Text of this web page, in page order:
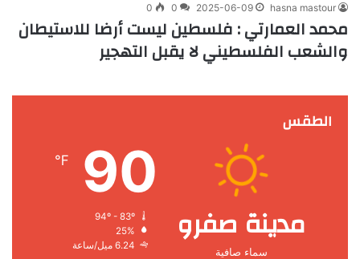
hasna mastour
2025-06-09
0
0
محمد العمارتي : فلسطين ليست أرضا للاستيطان
والشعب الفلسطيني لا يقبل التهجير
الطقس
مدينة صفرو
سماء صافية
90
℉
25%
6.24 ميل/ساعة